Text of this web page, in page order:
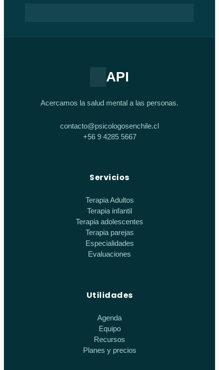
API
Acercamos la salud mental a las personas.
contacto@psicologosenchile.cl
+56 9 4285 5667
Servicios
Terapia Adultos
Terapia infantil
Terapia adolescentes
Terapia parejas
Especialidades
Evaluaciones
Utilidades
Agenda
Equipo
Recursos
Planes y precios